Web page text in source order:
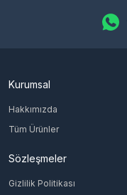
Kurumsal
Hakkımızda
Tüm Ürünler
Sözleşmeler
Gizlilik Politikası